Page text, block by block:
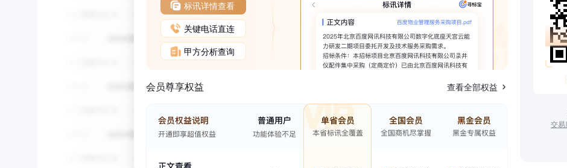
标讯详情查看
关键电话直连
甲方分析查询
会员尊享权益 查看全部权益
交易